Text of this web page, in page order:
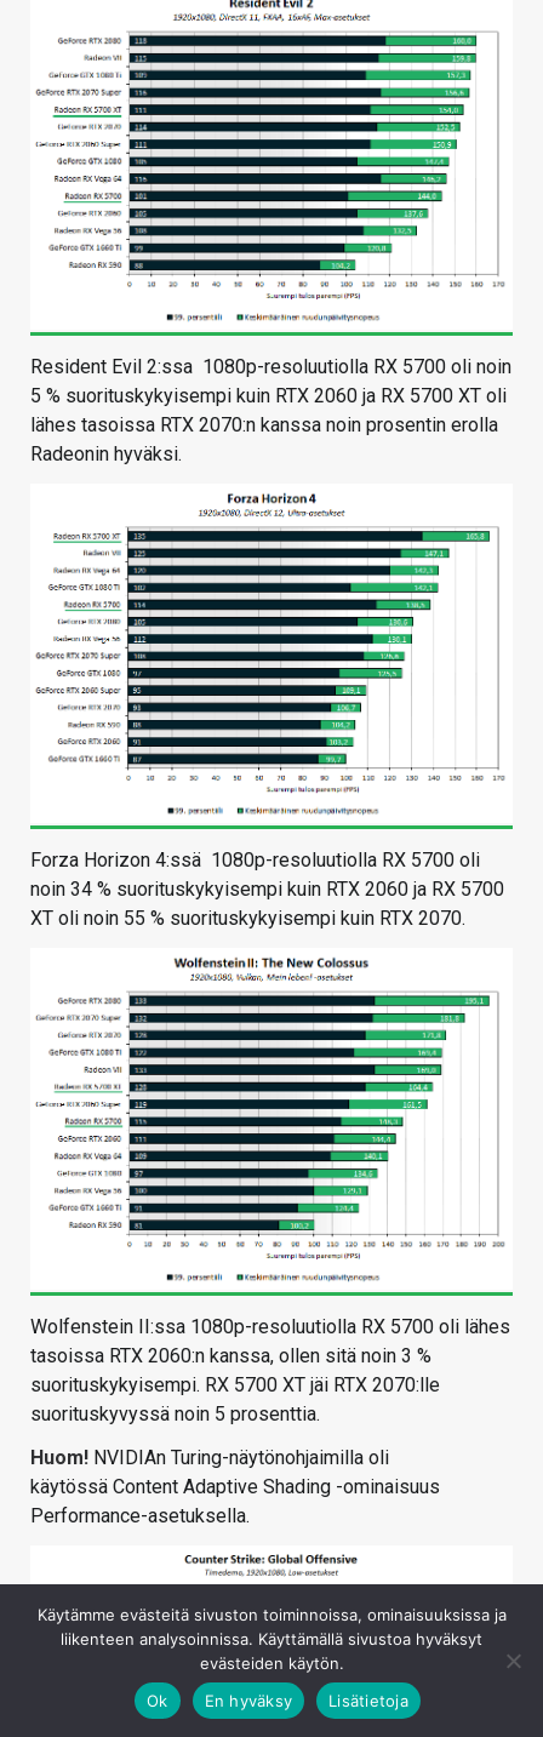
Resident Evil 2:ssa 1080p-resoluutiolla RX 5700 oli noin
5 % suorituskykyisempi kuin RTX 2060 ja RX 5700 XT oli
lähes tasoissa RTX 2070:n kanssa noin prosentin erolla
Radeonin hyväksi.
Forza Horizon 4:ssä 1080p-resoluutiolla RX 5700 oli
noin 34 % suorituskykyisempi kuin RTX 2060 ja RX 5700
XT oli noin 55 % suorituskykyisempi kuin RTX 2070.
Wolfenstein II:ssa 1080p-resoluutiolla RX 5700 oli lähes
tasoissa RTX 2060:n kanssa, ollen sitä noin 3 %
suorituskykyisempi. RX 5700 XT jäi RTX 2070:lle
suorituskyvyssä noin 5 prosenttia.
Huom! NVIDIAn Turing-näytönohjaimilla oli
käytössä Content Adaptive Shading -ominaisuus
Performance-asetuksella.
Käytämme evästeitä sivuston toiminnoissa, ominaisuuksissa ja
liikenteen analysoinnissa. Käyttämällä sivustoa hyväksyt
evästeiden käytön.
Ok
En hyväksy Lisätietoja